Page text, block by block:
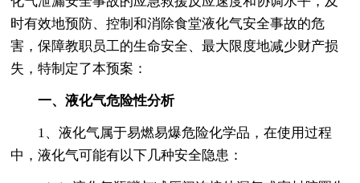
时有效地预防、控制和消除食堂液化气安全事故的危
害，保障教职员工的生命安全、最大限度地减少财产损
失，特制定了本预案：
一、液化气危险性分析
1、液化气属于易燃易爆危险化学品，在使用过程
中，液化气可能有以下几种安全隐患：